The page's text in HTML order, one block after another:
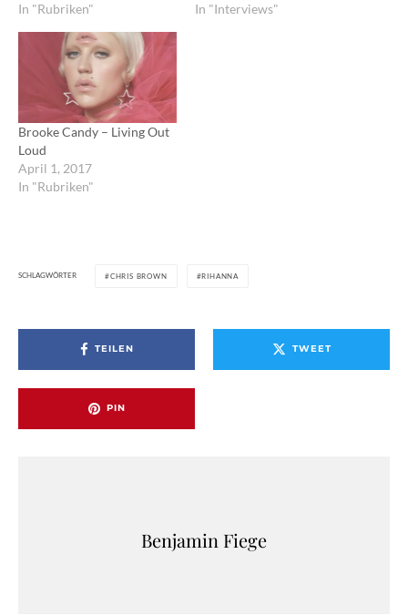
In "Rubriken"
In "Interviews"
Brooke Candy – Living Out
Loud
April 1, 2017
In "Rubriken"
SCHLAGWÖRTER CHRIS BROWN RIHANNA
TEILEN TWEET
PIN
Benjamin Fiege